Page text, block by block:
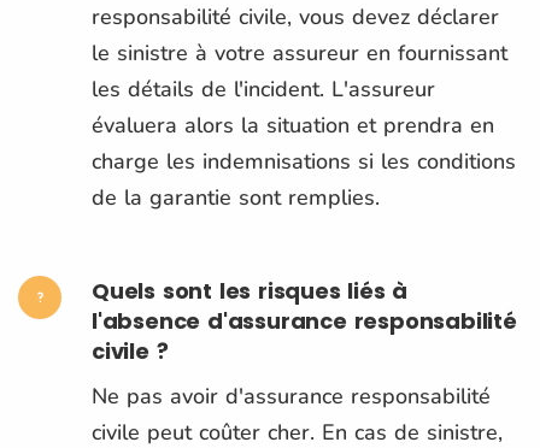
responsabilité civile, vous devez déclarer
le sinistre à votre assureur en fournissant
les détails de l'incident. L'assureur
évaluera alors la situation et prendra en
charge les indemnisations si les conditions
de la garantie sont remplies.
Quels sont les risques liés à
l'absence d'assurance responsabilité
civile ?
Ne pas avoir d'assurance responsabilité
civile peut coûter cher. En cas de sinistre,